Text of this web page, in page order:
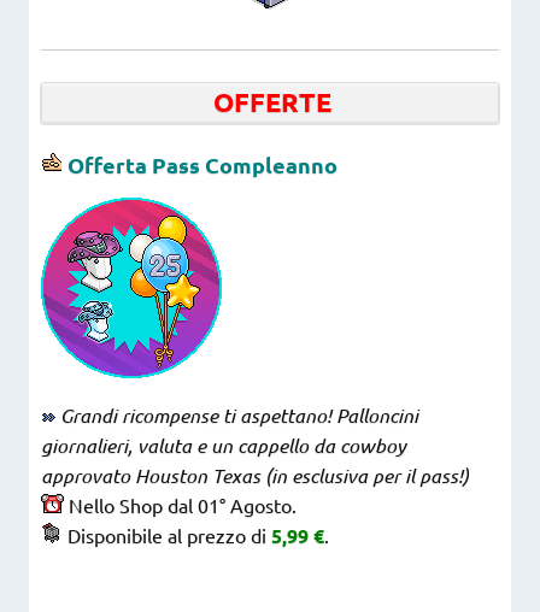
OFFERTE
Offerta Pass Compleanno
Grandi ricompense ti aspettano! Palloncini
giornalieri, valuta e un cappello da cowboy
approvato Houston Texas (in esclusiva per il pass!)
Nello Shop dal 01° Agosto.
Disponibile al prezzo di 5,99 €